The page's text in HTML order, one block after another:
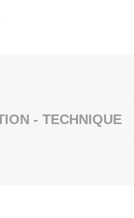
- TECHNIQUE